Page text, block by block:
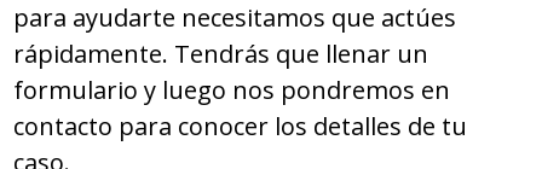
para ayudarte necesitamos que actúes
rápidamente. Tendrás que llenar un
formulario y luego nos pondremos en
contacto para conocer los detalles de tu